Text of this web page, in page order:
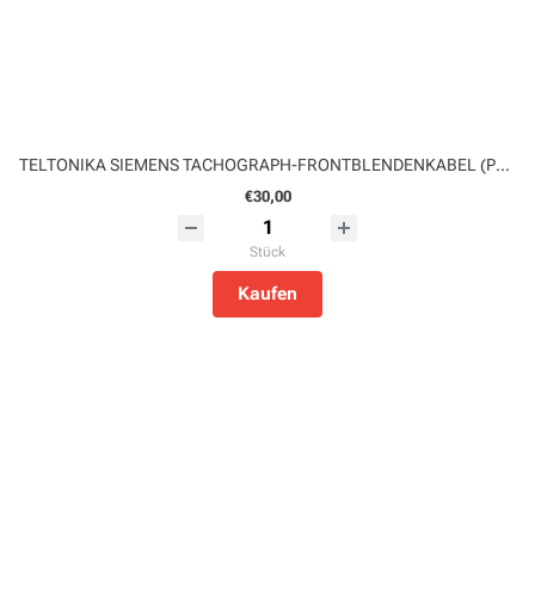
TELTONIKA SIEMENS TACHOGRAPH-FRONTBLENDENKABEL (PPEX00008070)
€30,00
Stück
Kaufen